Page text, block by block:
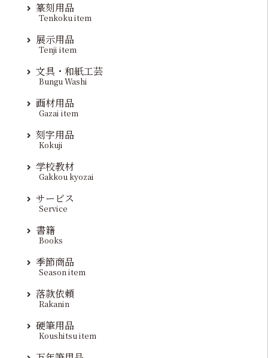
篆刻用品
Tenkoku item
展示用品
Tenji item
文具・和紙工芸
Bungu Washi
画材用品
Gazai item
刻字用品
Kokuji
学校教材
Gakkou kyozai
サービス
Service
書籍
Books
季節商品
Season item
落款依頼
Rakanin
硬筆用品
Koushitsu item